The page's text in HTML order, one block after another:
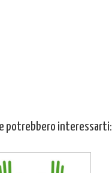
potrebbero interessarti: